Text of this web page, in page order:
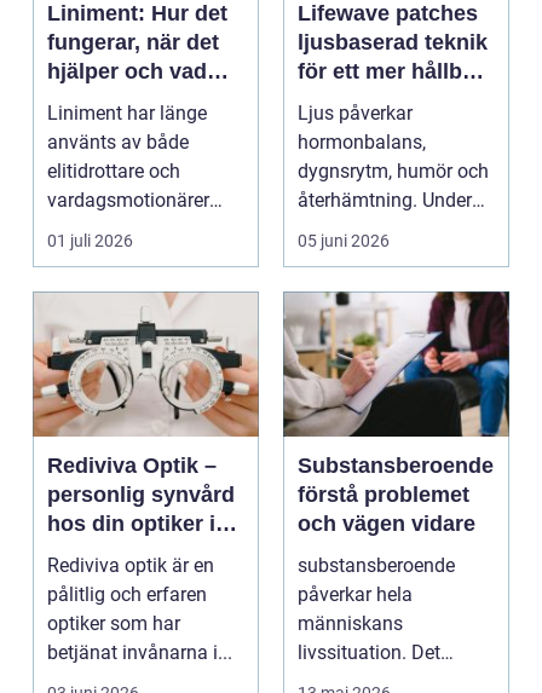
Liniment: Hur det
fungerar, när det
hjälper och vad
man bör tänka på
Liniment har länge
använts av både
elitidrottare och
vardagsmotionärer
för...
01 juli 2026
Lifewave patches
ljusbaserad teknik
för ett mer hållbart
välbefinnande
Ljus påverkar
hormonbalans,
dygnsrytm, humör och
återhämtning. Under
senare år har en ny typ
av prod...
05 juni 2026
Rediviva Optik –
personlig synvård
hos din optiker i
Uppsala
Rediviva optik är en
pålitlig och erfaren
optiker som har
betjänat invånarna i...
Substansberoende
förstå problemet
och vägen vidare
substansberoende
påverkar hela
människans
livssituation. Det
handlar sällan bara